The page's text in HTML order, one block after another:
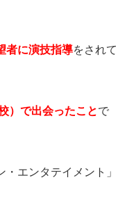
者に演技指導をされて
）で出会ったことで
エンタテイメント」